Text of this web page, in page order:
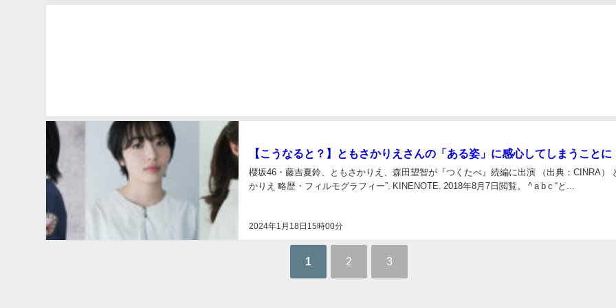
【こうなると？】ともさかりえさんの「ある姿」に感心してしまうことに
2024年1月18日15時00分
櫻坂46・藤吉夏鈴、ともさかりえ、森田望智が『つくたべ』続編に出演 （出典：CINRA）
かりえ 略歴・フィルモグラフィー”. KINENOTE. 2018年8月7日閲覧。 ^ a b c “と...
1 2 3